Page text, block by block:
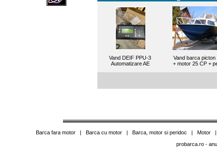
Vand DEIF PPU-3
Automatizare AE
Vand barca picton
+ motor 25 CP +
Barca fara motor| Barca cu motor| Barca, motor si peridoc | Motor
probarca.ro-